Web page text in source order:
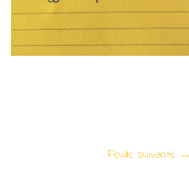
Feuille suivante →